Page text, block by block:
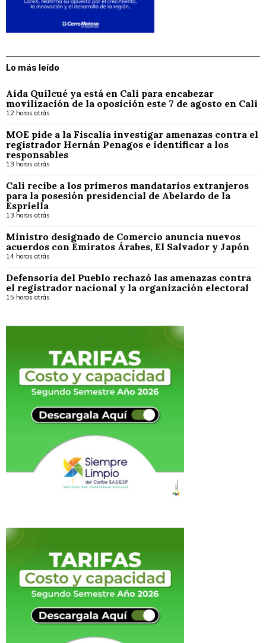
Lo más leído
Aída Quilcué ya está en Cali para encabezar
movilización de la oposición este 7 de agosto en Cali
12 horas atrás
MOE pide a la Fiscalía investigar amenazas contra el
registrador Hernán Penagos e identificar a los
responsables
13 horas atrás
Cali recibe a los primeros mandatarios extranjeros
para la posesión presidencial de Abelardo de la
Espriella
13 horas atrás
Ministro designado de Comercio anuncia nuevos
acuerdos con Emiratos Árabes, El Salvador y Japón
14 horas atrás
Defensoría del Pueblo rechazó las amenazas contra
el registrador nacional y la organización electoral
15 horas atrás